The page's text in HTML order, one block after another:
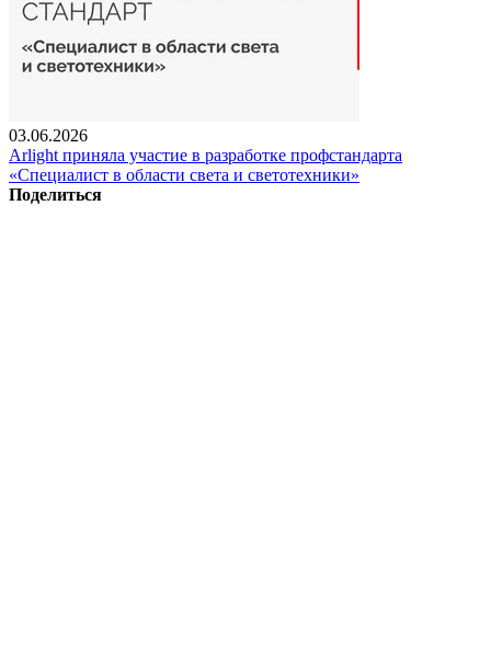
03.06.2026
Arlight приняла участие в разработке профстандарта
«Специалист в области света и светотехники»
Поделиться